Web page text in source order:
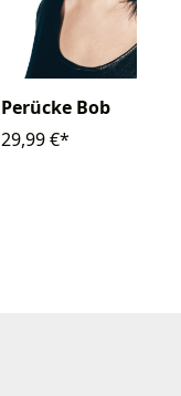
Perücke Bob
29,99 €*